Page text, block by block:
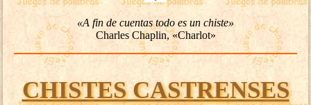
«A fin de cuentas todo es un chiste»
Charles Chaplin, «Charlot»
CHISTES CASTRENSES